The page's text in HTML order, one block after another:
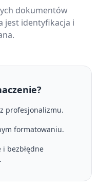
dokumentów
jest identyfikacja i
profesjonalizmu.
formatowaniu.
bezbłędne